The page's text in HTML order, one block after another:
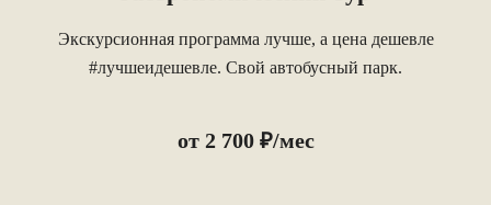
Экскурсионная программа лучше, а цена дешевле
#лучшеидешевле. Свой автобусный парк.
от 2 700 ₽/мес